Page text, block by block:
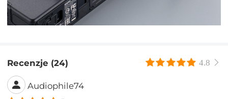
Recenzje (24) 4.8
Audiophile74